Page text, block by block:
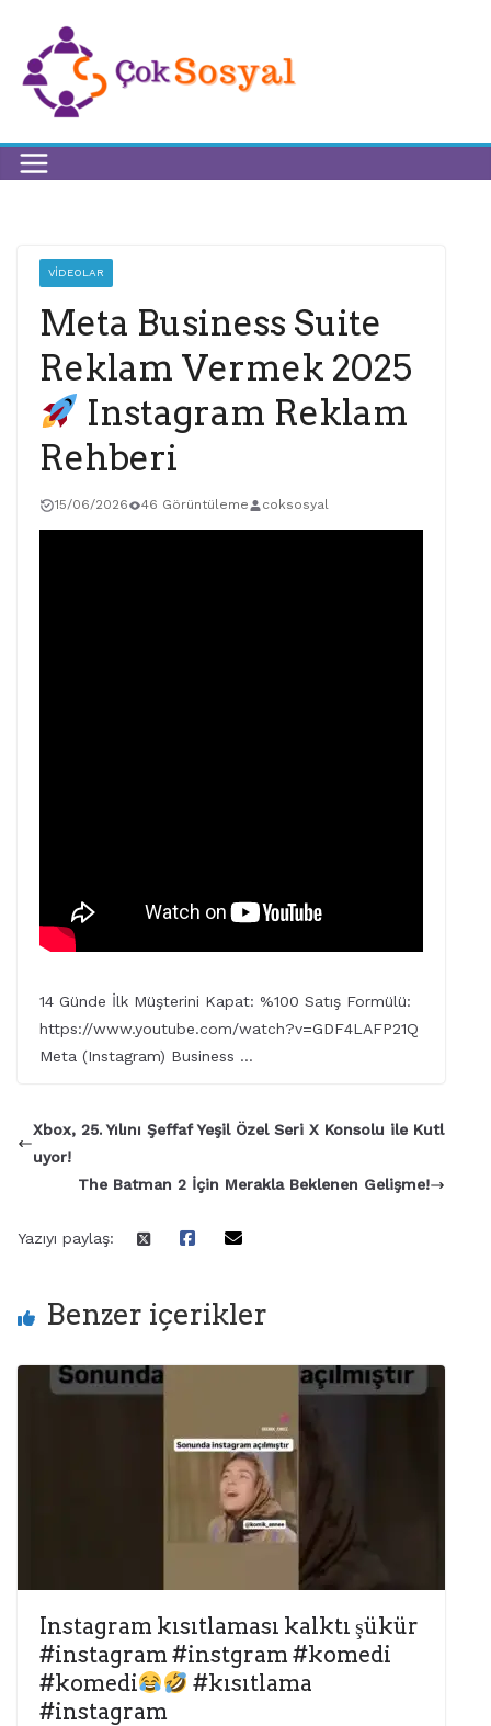
VIDEOLAR
Meta Business Suite
Reklam Vermek 2025
Instagram Reklam
Rehberi
15/06/2026 46 Görüntüleme coksosyal
14 Günde İlk Müşterini Kapat: %100 Satış Formülü:
https://www.youtube.com/watch?v=GDF4LAFP21Q
Meta (Instagram) Business …
Xbox, 25. Yılını Şeffaf Yeşil Özel Seri X Konsolu ile Kutl
uyor!
The Batman 2 İçin Merakla Beklenen Gelişme!
Yazıyı paylaş:
Benzer içerikler
Instagram kısıtlaması kalktı şükür
#instagram #instgram #komedi
#komedi
#kısıtlama
#instagram